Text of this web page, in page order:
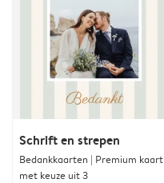
Schrift en strepen
Bedankkaarten | Premium kaart
met keuze uit 3